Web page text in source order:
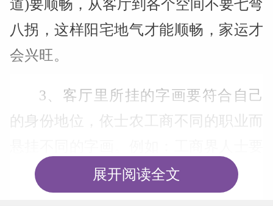
道)要顺畅，从客厅到各个空间不要七弯
八拐，这样阳宅地气才能顺畅，家运才
会兴旺。
3、客厅里所挂的字画要符合自己
的身份地位，依士农工商不同的职业而
挂关公画像或桃园三结义图，表示义气
和信用。
展开阅读全文